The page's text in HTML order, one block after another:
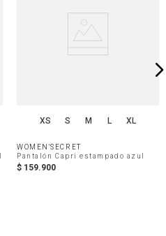
XS S M L XL
WOMEN'SECRET
Pantalón Capri estampado azul
$ 159.900